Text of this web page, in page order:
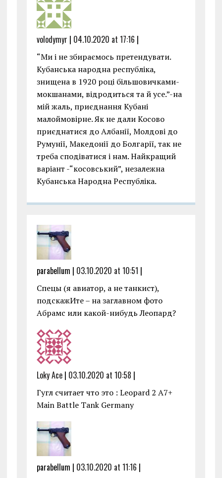
volodymyr | 04.10.2020 at 17:16 |
“Ми і не збираємось претендувати.
Кубанська народна республіка,
знищена в 1920 році більшовичками-
мокшанами, відродиться та й усе.”-на
мій жаль, приєднання Кубані
малоймовірне. Як не дали Косово
приєднатися до Албанії, Молдові до
Румунії, Македонії до Болгарії, так не
треба сподіватися і нам. Найкращий
варіант -“косовський”, незалежна
Кубанська Народна Республіка.
parabellum | 03.10.2020 at 10:51 |
Спецы (я авиатор, а не танкист),
подскажИте – на заглавном фото
Абрамс или какой-нибудь Леопард?
Loky Ace| 03.10.2020 at 10:58 |
Гугл считает что это : Leopard 2 A7+
Main Battle Tank Germany
parabellum | 03.10.2020 at 11:16 |